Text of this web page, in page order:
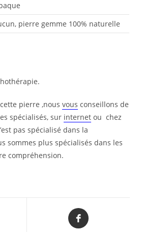
pierre gemme 100% naturelle
pierre ,nousvous conseillons de
spécialisés, sur internet ou chez
pas spécialisé dans la
sommes plus spécialisés dans les
compréhension.